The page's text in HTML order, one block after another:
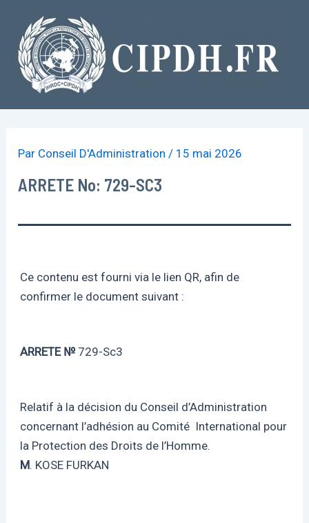
contenu
Par Conseil D'Administration/ 15 mai 2026
ARRETE No: 729-SC3
Ce contenu est fourni via le lien QR, afin de
confirmer le document suivant :
ARRETE № 729-Sc3
Relatif à la décision du Conseil d’Administration
concernant l’adhésion au Comité International pour
la Protection des Droits de l’Homme.
M. KOSE FURKAN